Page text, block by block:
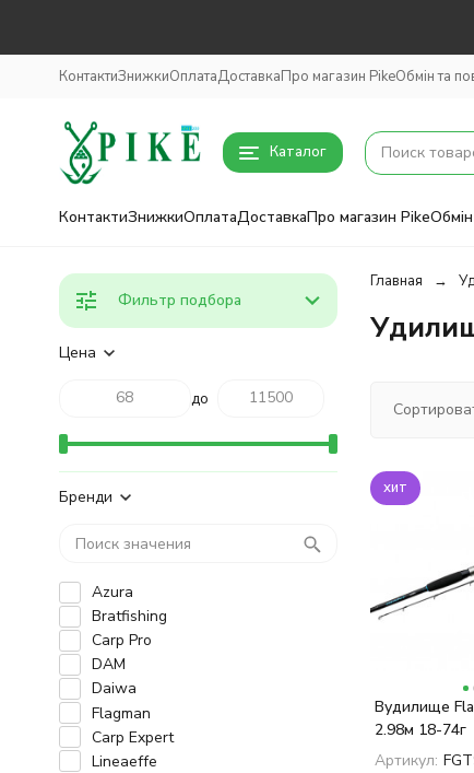
КонтактиЗнижкиОплатаДоставкаПро магазин PikeОбмін та
Каталог
КонтактиЗнижкиОплатаДоставкаПро магазин Pike
Главная
хит
Вудилище
2.98м 18-74г
Артикул:
Фильтр подбора
Цена
до
Бренди
Azura
Bratfishing
Carp Pro
DAM
Daiwa
Flagman
Carp Expert
Lineaeffe